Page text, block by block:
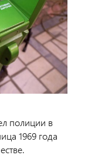
полиции в
1969 года